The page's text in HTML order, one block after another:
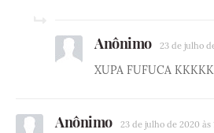
Anônimo 23 de julho
XUPA FUFUCA
Anônimo 23 de julho de 2020 às